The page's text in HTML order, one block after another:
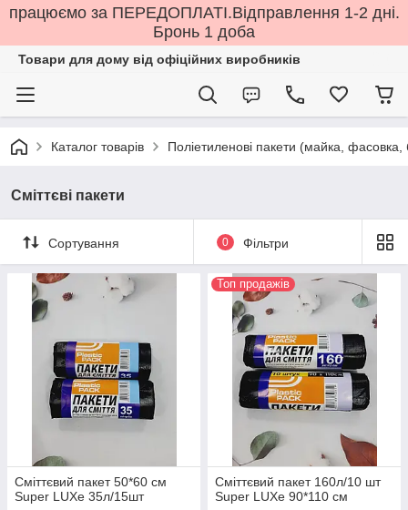
працюємо за ПЕРЕДОПЛАТІ.Відправлення 1-2 дні.
Бронь 1 доба
Товари для дому від офіційних виробників
Каталог товарів Поліетиленові пакети (майка, фасовка,
Сміттєві пакети
Сортування 0 Фільтри
Сміттєвий пакет 50*60 см
Super LUXe 35л/15шт
Топ продажів
Сміттєвий пакет 160л/10 шт
Super LUXe 90*110 см